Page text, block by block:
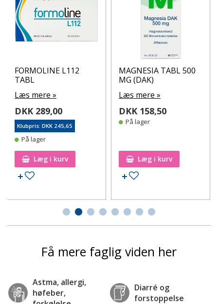
FORMOLINE L112
TABL
Læs mere »
DKK 289,00
Klubpris: DKK 245,65
På lager
Læg i kurv
Tilføj til ønskeseddel
MAGNESIA TABL 500
MG (DAK)
Læs mere »
DKK 158,50
På lager
Læg i kurv
Tilføj til ønskeseddel
Få mere faglig viden her
Astma, allergi,
høfeber,
Diarré og
forstoppelse